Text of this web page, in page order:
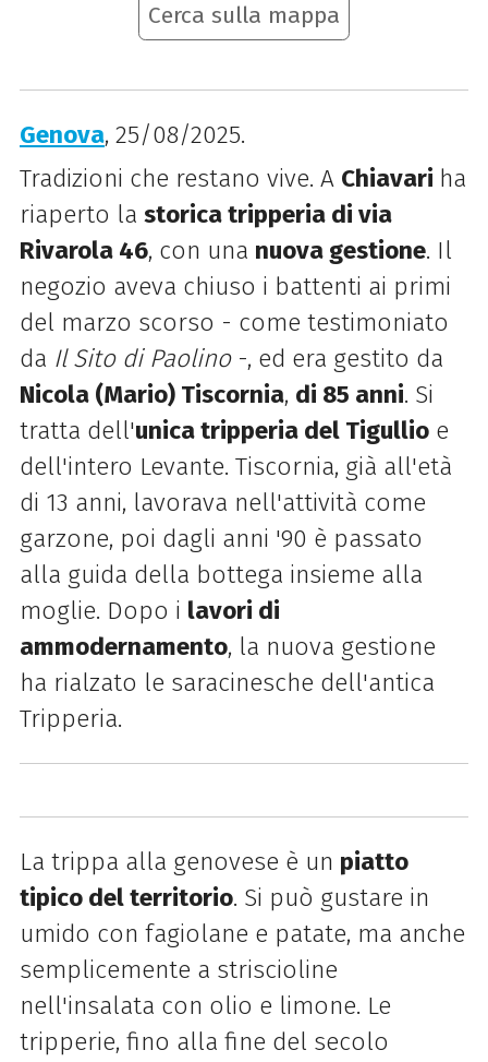
Cerca sulla mappa
Genova, 25/08/2025.
Tradizioni che restano vive. A Chiavari ha
riaperto la storica tripperia di via
Rivarola 46, con una nuova gestione. Il
negozio aveva chiuso i battenti ai primi
del marzo scorso - come testimoniato
da Il Sito di Paolino-, ed era gestito da
Nicola (Mario) Tiscornia, di 85 anni. Si
tratta dell'unica tripperia del Tigullioe
dell'intero Levante. Tiscornia, già all'età
di 13 anni, lavorava nell'attività come
garzone, poi dagli anni '90 è passato
alla guida della bottega insieme alla
moglie. Dopo i lavori di
ammodernamento, la nuova gestione
ha rialzato le saracinesche dell'antica
Tripperia.
La trippa alla genovese è un piatto
tipico del territorio. Si può gustare in
umido con fagiolane e patate, ma anche
semplicemente a striscioline
nell'insalata con olio e limone. Le
tripperie, fino alla fine del secolo